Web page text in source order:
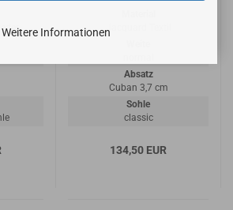
Weitere InformationenJacquard Textil
Absatz
Cuban 3,7 cm
Sohle
classic
134,50 EUR